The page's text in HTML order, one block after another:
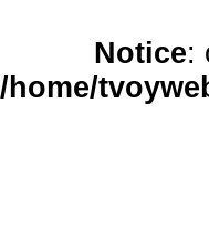
Notice:
/home/